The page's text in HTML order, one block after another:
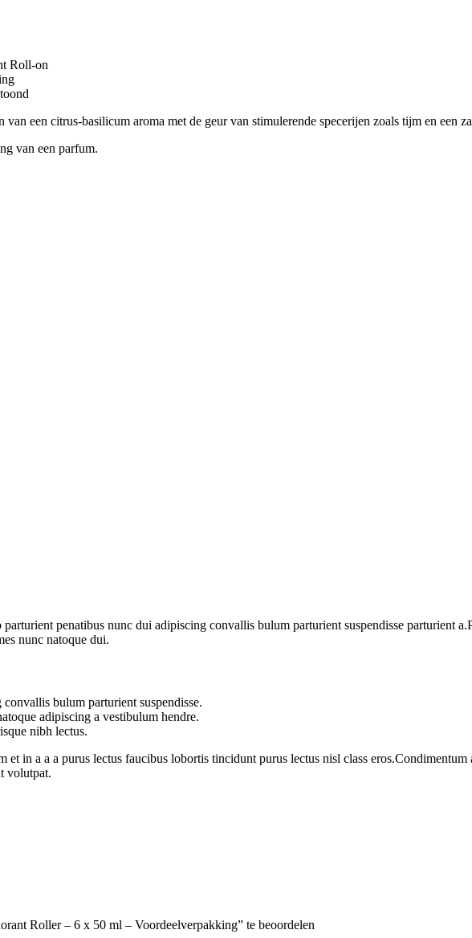
Roll-on
een citrus-basilicum aroma met de geur van stimulerende specerijen zoals tijm en een
van een parfum.
penatibus nunc dui adipiscing convallis bulum parturient suspendisse parturient
nunc natoque dui.
bulum parturient suspendisse.
adipiscing a vestibulum hendre.
nibh lectus.
et in a a a purus lectus faucibus lobortis tincidunt purus lectus nisl class
volutpat.
Roller – 6 x 50 ml – Voordeelverpakking” te beoordelen